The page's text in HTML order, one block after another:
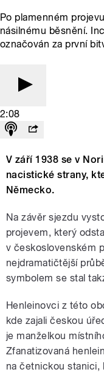
Po plamenném
násilnému běsnění.
označován za první
2:08
V září 1938 se v
nacistické strany,
Německo.
Na závěr sjezdu
projevem, který
v československém
nejdramatičtější
symbolem se stal
Henleinovci z této
kde zajali českou
je manželkou
Zfanatizovaná
na četnickou stanici,